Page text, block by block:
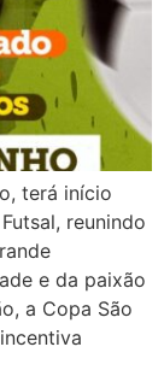
terá início
reunindo
e da paixão
a Copa São